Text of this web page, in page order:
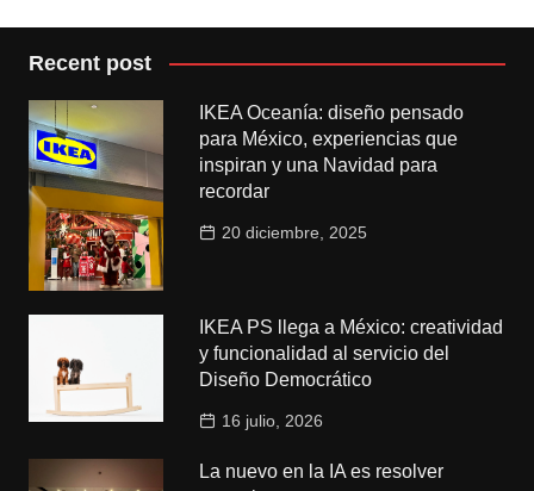
Recent post
IKEA Oceanía: diseño pensado
para México, experiencias que
inspiran y una Navidad para
recordar
20 diciembre, 2025
IKEA PS llega a México: creatividad
y funcionalidad al servicio del
Diseño Democrático
16 julio, 2026
La nuevo en la IA es resolver